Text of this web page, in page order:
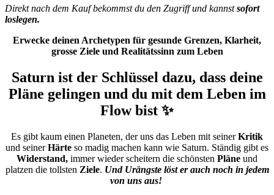
Direkt nach dem Kauf bekommst du den Zugriff und kannstsofort
loslegen.
Erwecke deinen Archetypen für gesunde Grenzen, Klarheit,
grosse Ziele und Realitätssinn zum Leben
Saturn ist der Schlüssel dazu, dass deine
Pläne gelingen und du mit dem Leben im
Flow bist ✨
Es gibt kaum einen Planeten, der uns das Leben mit seinerKritik
und seinerHärte so madig machen kann wie Saturn. Ständig gibt es
Widerstand, immer wieder scheitern die schönsten Pläne und
platzen die tollsten Ziele. Und Urängste löst er auch noch in jedem
von uns aus!